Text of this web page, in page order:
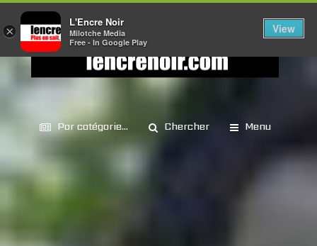
Par catégorie... Chercher Menu
×
L'Encre Noir
Milotche Media
Free - In Google Play
View